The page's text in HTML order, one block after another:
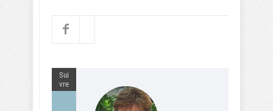
Sui
vre